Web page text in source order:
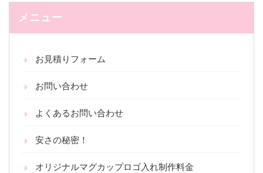
メニュー
お見積りフォーム
お問い合わせ
よくあるお問い合わせ
安さの秘密！
オリジナルマグカップロゴ入れ制作料金